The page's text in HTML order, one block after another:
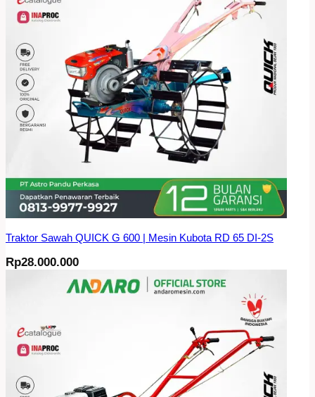
Traktor Sawah QUICK G 600 | Mesin Kubota RD 65 DI-2S
Rp28.000.000